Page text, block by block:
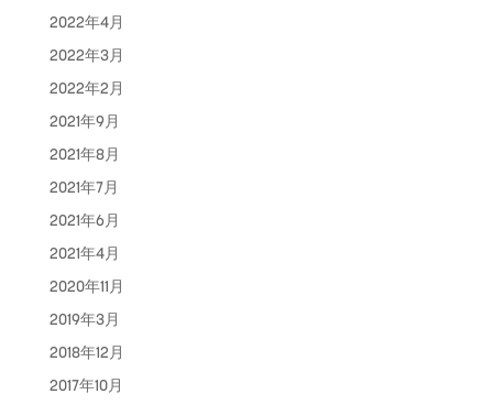
2022年4月
2022年3月
2022年2月
2021年9月
2021年8月
2021年7月
2021年6月
2021年4月
2020年11月
2019年3月
2018年12月
2017年10月